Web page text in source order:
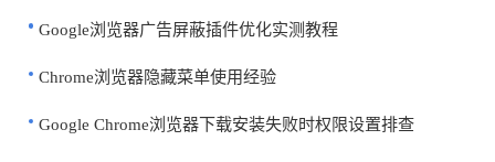
Google浏览器广告屏蔽插件优化实测教程
Chrome浏览器隐藏菜单使用经验
Google Chrome浏览器下载安装失败时权限设置排查